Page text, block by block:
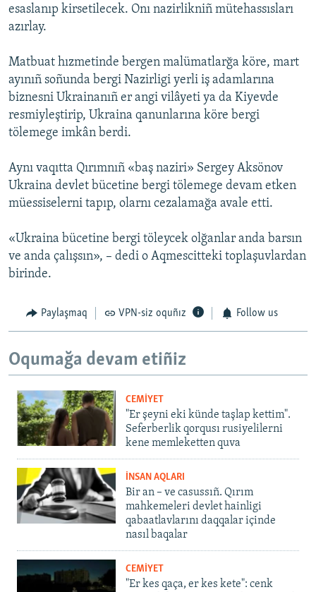
esaslanıp kirsetilecek. Onı nazirlikniñ mütehassısları
azırlay.
Matbuat hızmetinde bergen malümatlarğa köre, mart
ayınıñ soñunda bergi Nazirligi yerli iş adamlarına
biznesni Ukrainanıñ er angi vilâyeti ya da Kiyevde
resmiyleştirip, Ukraina qanunlarına köre bergi
tölemege imkân berdi.
Aynı vaqıtta Qırımnıñ «baş naziri» Sergey Aksönov
Ukraina devlet bücetine bergi tölemege devam etken
müessiselerni tapıp, olarnı cezalamağa avale etti.
«Ukraina bücetine bergi töleycek olğanlar anda barsın
ve anda çalışsın», – dedi o Aqmescitteki toplaşuvlardan
birinde.
Paylaşmaq VPN-siz oquñız Follow us
Oqumağa devam etiñiz
CEMİYET
"Er şeyni eki künde taşlap kettim".
Seferberlik qorqusı rusiyelilerni
kene memleketten quva
İNSAN AQLARI
Bir an – ve casussıñ. Qırım
mahkemeleri devlet hainligi
qabaatlavlarını daqqalar içinde
nasıl baqalar
CEMİYET
"Er kes qaça, er kes kete": cenk